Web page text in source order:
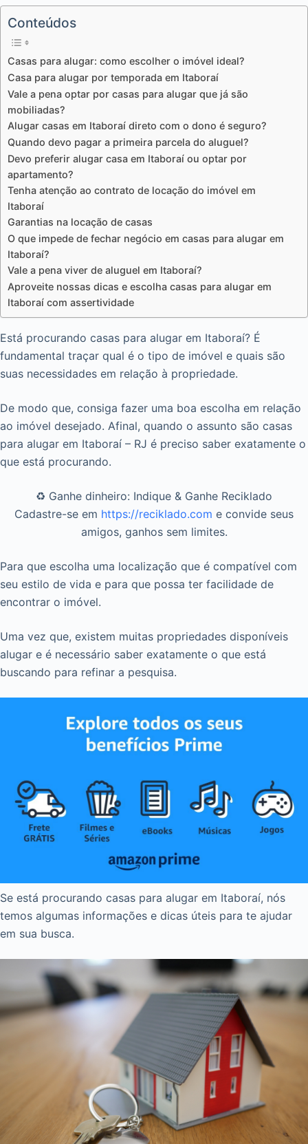
Conteúdos
Casas para alugar: como escolher o imóvel ideal?
Casa para alugar por temporada em Itaboraí
Vale a pena optar por casas para alugar que já são
mobiliadas?
Alugar casas em Itaboraí direto com o dono é seguro?
Quando devo pagar a primeira parcela do aluguel?
Devo preferir alugar casa em Itaboraí ou optar por
apartamento?
Tenha atenção ao contrato de locação do imóvel em
Itaboraí
Garantias na locação de casas
O que impede de fechar negócio em casas para alugar em
Itaboraí?
Vale a pena viver de aluguel em Itaboraí?
Aproveite nossas dicas e escolha casas para alugar em
Itaboraí com assertividade
Está procurando casas para alugar em Itaboraí? É
fundamental traçar qual é o tipo de imóvel e quais são
suas necessidades em relação à propriedade.
De modo que, consiga fazer uma boa escolha em relação
ao imóvel desejado. Afinal, quando o assunto são casas
para alugar em Itaboraí – RJ é preciso saber exatamente o
que está procurando.
♻️ Ganhe dinheiro: Indique & Ganhe Reciklado
Cadastre-se em https://reciklado.com e convide seus
amigos, ganhos sem limites.
Para que escolha uma localização que é compatível com
seu estilo de vida e para que possa ter facilidade de
encontrar o imóvel.
Uma vez que, existem muitas propriedades disponíveis
alugar e é necessário saber exatamente o que está
buscando para refinar a pesquisa.
Se está procurando casas para alugar em Itaboraí, nós
temos algumas informações e dicas úteis para te ajudar
em sua busca.